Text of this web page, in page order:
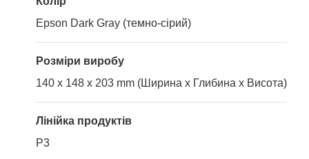
Epson Dark Gray (темно-сірий)
Розміри виробу
140 x 148 x 203 mm (Ширина x Глибина x Висота)
Лінійка продуктів
P3